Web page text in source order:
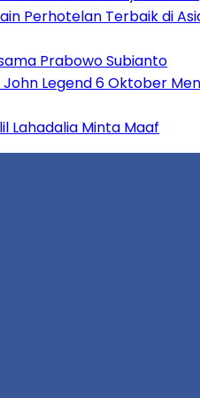
Perhotelan Terbaik di
Prabowo Subianto
John Legend 6 Oktober
Lahadalia Minta Maaf